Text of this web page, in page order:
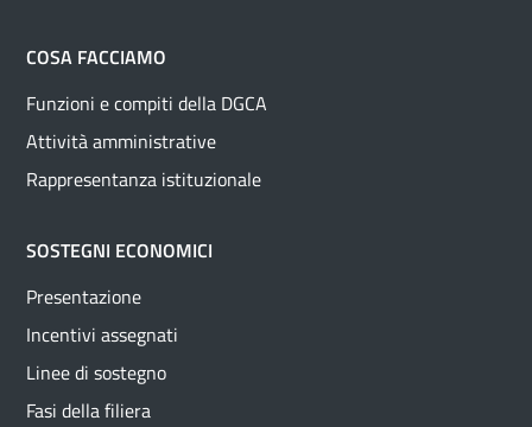
COSA FACCIAMO
Funzioni e compiti della DGCA
Attività amministrative
Rappresentanza istituzionale
SOSTEGNI ECONOMICI
Presentazione
Incentivi assegnati
Linee di sostegno
Fasi della filiera